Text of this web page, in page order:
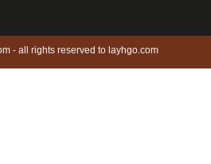
- all rights reserved to layhgo.com